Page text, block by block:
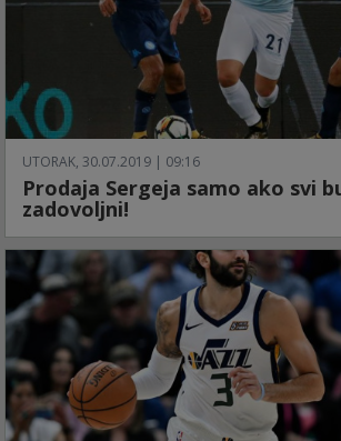
UTORAK, 30.07.2019 | 09:16
Prodaja Sergeja samo ako svi
zadovoljni!